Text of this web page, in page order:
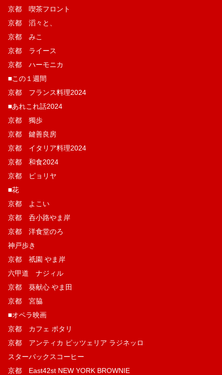
京都 喫茶フロント
京都 滔々と、
京都 みこ
京都 ライース
京都 ハーモニカ
■この１週間
京都 フランス料理2024
■あれこれ話2024
京都 獨歩
京都 鍵善良房
京都 イタリア料理2024
京都 和食2024
京都 ピョリヤ
■花
京都 よこい
京都 呑小路やま岸
京都 洋食堂のろ
神戸歩き
京都 祇園 やま岸
六甲道 ナジィル
京都 葵献心 やま田
京都 宮脇
■オペラ映画
京都 カフェ ポタリ
京都 アンティカ ピッツェリア ラジネッロ
スターバックスコーヒー
京都 East42st NEW YORK BROWNIE